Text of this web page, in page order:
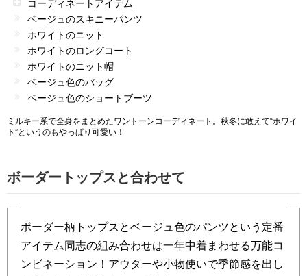
コーディネートアイテム
ベージュのスキニーパンツ
ホワイトのニット
ホワイトのロングコート
ホワイトのニット帽
ベージュ色のバッグ
ベージュ色のショートブーツ
ミルキー系で全身をまとめたワントーンコーディネート。秋冬に敢えて“ホワイ
ト”というのもやっぱり可愛い！
ボーダートップスと合わせて
ボーダー柄トップスとベージュ色のパンツという定番
アイテム同志の組み合わせは一年中着まわせる万能コ
ンビネーション！アウターや小物使いで季節感を出し